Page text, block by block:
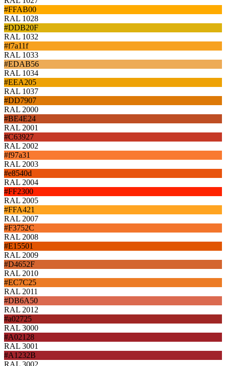
#FFAB00
RAL 1028
#DDB20F
RAL 1032
#f7a11f
RAL 1033
#EDAB56
RAL 1034
#EEA205
RAL 1037
#DD7907
RAL 2000
#BE4E24
RAL 2001
#C63927
RAL 2002
#f97a31
RAL 2003
#e8540d
RAL 2004
#FF2300
RAL 2005
#FFA421
RAL 2007
#F3752C
RAL 2008
#E15501
RAL 2009
#D4652F
RAL 2010
#EC7C25
RAL 2011
#DB6A50
RAL 2012
#a02725
RAL 3000
#A02128
RAL 3001
#A1232B
RAL 3002